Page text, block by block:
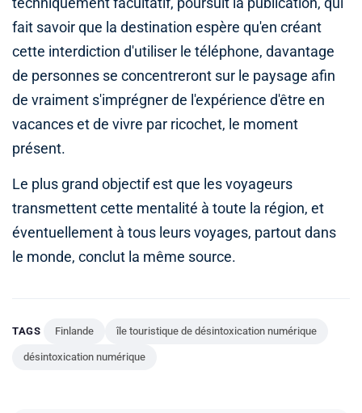
techniquement facultatif, poursuit la publication, qui
fait savoir que la destination espère qu'en créant
cette interdiction d'utiliser le téléphone, davantage
de personnes se concentreront sur le paysage afin
de vraiment s'imprégner de l'expérience d'être en
vacances et de vivre par ricochet, le moment
présent.
Le plus grand objectif est que les voyageurs
transmettent cette mentalité à toute la région, et
éventuellement à tous leurs voyages, partout dans
le monde, conclut la même source.
TAGS Finlande île touristique de désintoxication numérique
désintoxication numérique